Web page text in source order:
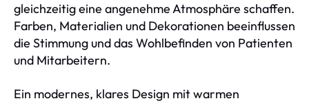
gleichzeitig eine angenehme Atmosphäre schaffen.
Farben, Materialien und Dekorationen beeinflussen
die Stimmung und das Wohlbefinden von Patienten
und Mitarbeitern.
Ein modernes, klares Design mit warmen